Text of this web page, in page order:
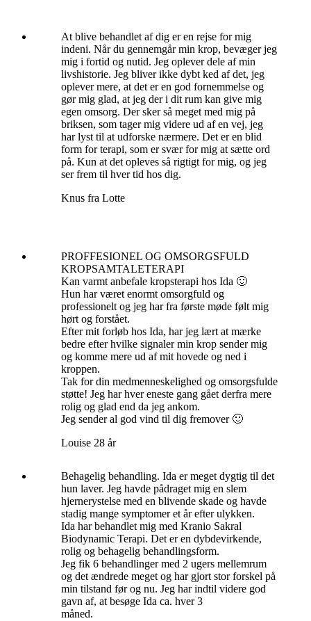
At blive behandlet af dig er en rejse for mig
indeni. Når du gennemgår min krop, bevæger jeg
mig i fortid og nutid. Jeg oplever dele af min
livshistorie. Jeg bliver ikke dybt ked af det, jeg
oplever mere, at det er en god fornemmelse og
gør mig glad, at jeg der i dit rum kan give mig
egen omsorg. Der sker så meget med mig på
briksen, som tager mig videre ud af en vej, jeg
har lyst til at udforske nærmere. Det er en blid
form for terapi, som er svær for mig at sætte ord
på. Kun at det opleves så rigtigt for mig, og jeg
ser frem til hver tid hos dig.
Knus fra Lotte
PROFFESIONEL OG OMSORGSFULD
KROPSAMTALETERAPI
Kan varmt anbefale kropsterapi hos Ida 🙂
Hun har været enormt omsorgfuld og
professionelt og jeg har fra første møde følt mig
hørt og forstået.
Efter mit forløb hos Ida, har jeg lært at mærke
bedre efter hvilke signaler min krop sender mig
og komme mere ud af mit hovede og ned i
kroppen.
Tak for din medmenneskelighed og omsorgsfulde
støtte! Jeg har hver eneste gang gået derfra mere
rolig og glad end da jeg ankom.
Jeg sender al god vind til dig fremover 🙂
Louise 28 år
Behagelig behandling. Ida er meget dygtig til det
hun laver. Jeg havde pådraget mig en slem
hjernerystelse med en blivende skade og havde
stadig mange symptomer et år efter ulykken.
Ida har behandlet mig med Kranio Sakral
Biodynamic Terapi. Det er en dybdevirkende,
rolig og behagelig behandlingsform.
Jeg fik 6 behandlinger med 2 ugers mellemrum
og det ændrede meget og har gjort stor forskel på
min tilstand før og nu. Jeg har indtil videre god
gavn af, at besøge Ida ca. hver 3
måned.